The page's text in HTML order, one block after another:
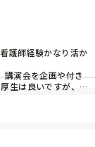
護師経験かなり活か
講演会を企画や付き
生は良いですが、
傾向です。あまり子